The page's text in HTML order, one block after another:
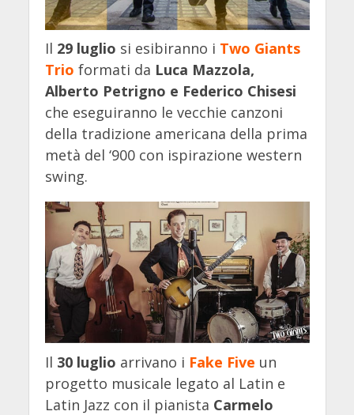
Il 29 luglio si esibiranno i Two Giants
Trio formati da Luca Mazzola,
Alberto Petrigno e Federico Chisesi
che eseguiranno le vecchie canzoni
della tradizione americana della prima
metà del ‘900 con ispirazione western
swing.
Il 30 luglio arrivano i Fake Five un
progetto musicale legato al Latin e
Latin Jazz con il pianista Carmelo